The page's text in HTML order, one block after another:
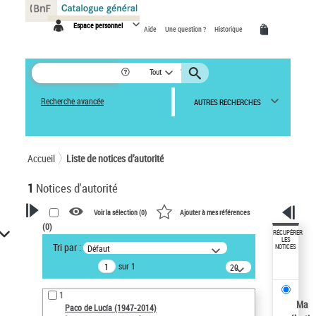
Espace personnel Aide Une question ? Historique
Tout
Recherche avancée AUTRES RECHERCHES
Accueil Liste de notices d’autorité
1 Notices d'autorité
VOTRE RECHERCHE
Recherche avancée dans les
notices d’autorité
Œuvres liées à l'auteur :
Paco de Lucía (1947-2014)
Voir la sélection (0) Ajouter à mes références
(0)
Tri par : Défaut
sur 1
20
résultats/page
1
Paco de Lucía (1947-2014)
RÉCUPÉRER
LES
NOTICES
Ma
Panneau de gestion des cookies